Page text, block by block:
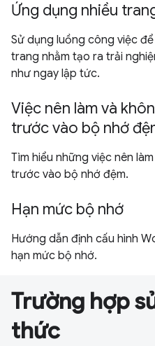
Ứng dụng nhiều
Sử dụng luồng công việc
trang nhằm tạo ra trải
như ngay lập tức.
Việc nên làm và
trước vào bộ nhớ
Tìm hiểu những việc nên
trước vào bộ nhớ đệm.
Hạn mức bộ nhớ
Hướng dẫn định cấu hình
hạn mức bộ nhớ.
Trường hợp
thức